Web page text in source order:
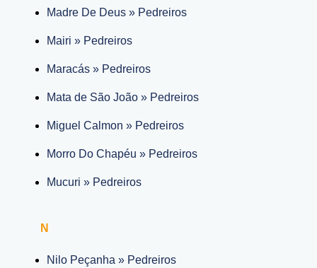
Madre De Deus » Pedreiros
Mairi » Pedreiros
Maracás » Pedreiros
Mata de São João » Pedreiros
Miguel Calmon » Pedreiros
Morro Do Chapéu » Pedreiros
Mucuri » Pedreiros
N
Nilo Peçanha » Pedreiros